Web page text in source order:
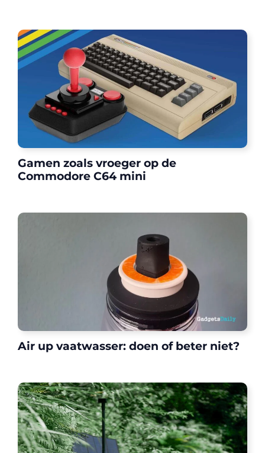
Gamen zoals vroeger op de
Commodore C64 mini
Air up vaatwasser: doen of beter niet?